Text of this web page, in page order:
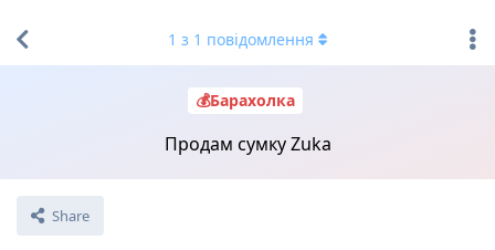
💰Барахолка
Продам сумку Zuka
Share
1 з 1 повідомлення